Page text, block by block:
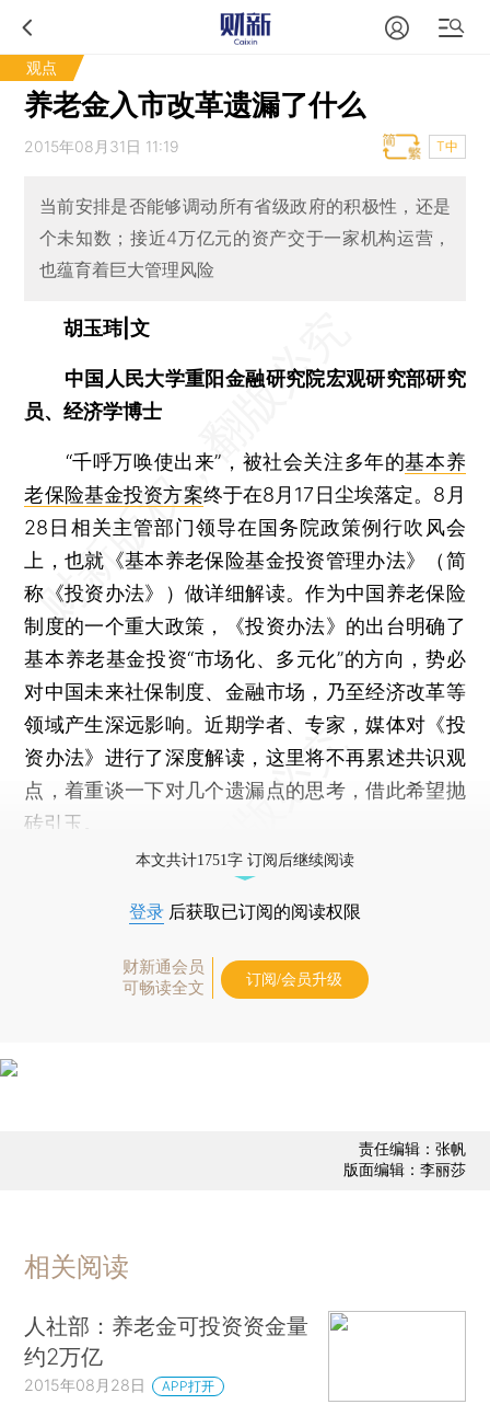
观点
养老金入市改革遗漏了什么
2015年08月31日 11:19 T中
当前安排是否能够调动所有省级政府的积极性，还是
个未知数；接近4万亿元的资产交于一家机构运营，
也蕴育着巨大管理风险
胡玉玮|文
中国人民大学重阳金融研究院宏观研究部研究
员、经济学博士
“千呼万唤使出来”，被社会关注多年的基本养
老保险基金投资方案终于在8月17日尘埃落定。8月
28日相关主管部门领导在国务院政策例行吹风会
上，也就《基本养老保险基金投资管理办法》（简
称《投资办法》）做详细解读。作为中国养老保险
制度的一个重大政策，《投资办法》的出台明确了
基本养老基金投资“市场化、多元化”的方向，势必
对中国未来社保制度、金融市场，乃至经济改革等
领域产生深远影响。近期学者、专家，媒体对《投
资办法》进行了深度解读，这里将不再累述共识观
点，着重谈一下对几个遗漏点的思考，借此希望抛
砖引玉。
本文共计1751字 订阅后继续阅读
登录 后获取已订阅的阅读权限
财新通会员
可畅读全文
订阅/会员升级
责任编辑：张帆
版面编辑：李丽莎
相关阅读
人社部：养老金可投资资金量
约2万亿
2015年08月28日 APP打开